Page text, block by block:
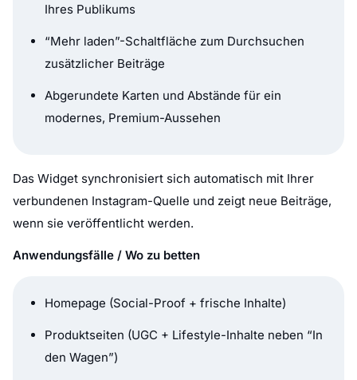
Ihres Publikums
“Mehr laden”-Schaltfläche zum Durchsuchen
zusätzlicher Beiträge
Abgerundete Karten und Abstände für ein
modernes, Premium-Aussehen
Das Widget synchronisiert sich automatisch mit Ihrer
verbundenen Instagram-Quelle und zeigt neue Beiträge,
wenn sie veröffentlicht werden.
Anwendungsfälle / Wo zu betten
Homepage (Social-Proof + frische Inhalte)
Produktseiten (UGC + Lifestyle-Inhalte neben “In
den Wagen”)